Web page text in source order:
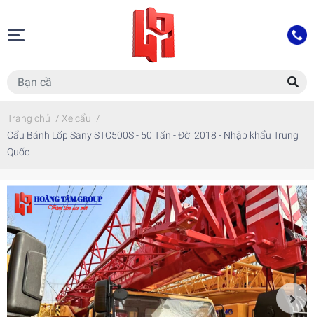
Trang chủ / Xe cẩu /
Cẩu Bánh Lốp Sany STC500S - 50 Tấn - Đời 2018 - Nhập khẩu Trung
Quốc